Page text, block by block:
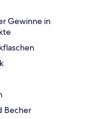
Gewinne in
Becher